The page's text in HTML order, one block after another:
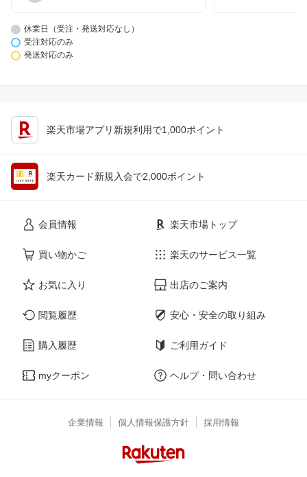
休業日（受注・発送対応なし）
受注対応のみ
発送対応のみ
楽天市場アプリ新規利用で1,000ポイント
楽天カード新規入会で2,000ポイント
会員情報
買い物かご
お気に入り
閲覧履歴
購入履歴
myクーポン
楽天市場トップ
楽天のサービス一覧
出店のご案内
安心・安全の取り組み
ご利用ガイド
ヘルプ・問い合わせ
企業情報 個人情報保護方針 採用情報